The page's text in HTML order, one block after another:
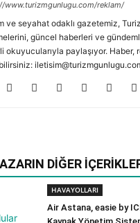
www.turizmgunlugu.com/reklam/
ve seyahat odaklı gazetemiz,
güncel haberleri ve
okuyucularıyla paylaşıyor.
DIĞER
HAVAYOLLARI
Air Astana, easie by